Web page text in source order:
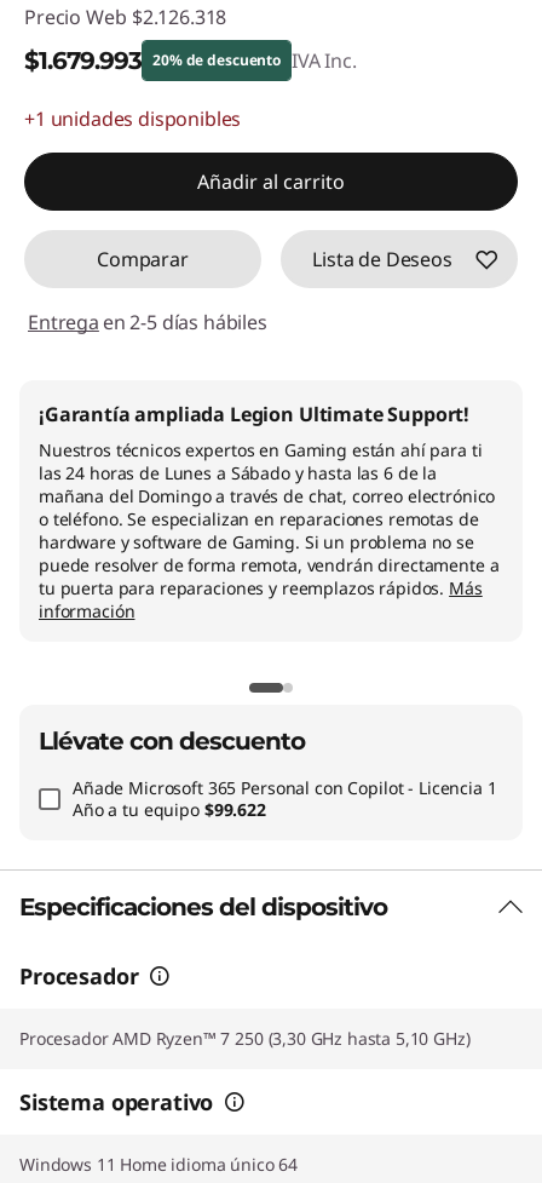
Precio Web $2.126.318
$1.679.993 20% de descuento IVA Inc.
Ahorros instantáneos :
+1 unidades disponibles
Añadir al carrito
Comparar Lista de Deseos
Entrega en 2-5 días hábiles
¡Garantía ampliada Legion Ultimate Support!
Nuestros técnicos expertos en Gaming están ahí para ti
las 24 horas de Lunes a Sábado y hasta las 6 de la
mañana del Domingo a través de chat, correo electrónico
o teléfono. Se especializan en reparaciones remotas de
hardware y software de Gaming. Si un problema no se
puede resolver de forma remota, vendrán directamente a
tu puerta para reparaciones y reemplazos rápidos. Más
información
Llévate con descuento
Añade Microsoft 365 Personal con Copilot - Licencia 1
Añoa tu equipo $99.622
Especificaciones del dispositivo
Procesador
Procesador AMD Ryzen™ 7 250 (3,30 GHz hasta 5,10 GHz)
Sistema operativo
Windows 11 Home idioma único 64